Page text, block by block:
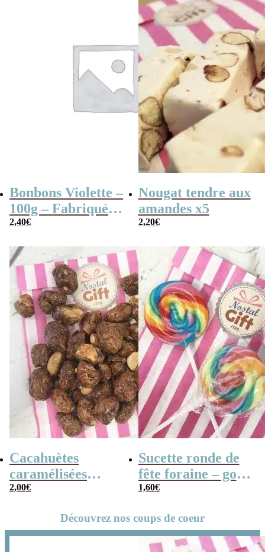
Bonbons Violette –
100g – Fabriqués
en France
2,40€
Nougat tendre aux
amandes x5
2,20€
Cacahuètes
caramélisées
(chouchou) – 100g
2,00€
Sucette ronde de
fête foraine – goût
fruit x3 – 14cm
1,60€
Découvrez nos coups de coeur